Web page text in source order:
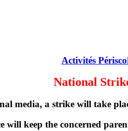
Activités
National
media, a strike will take
will keep the concerned